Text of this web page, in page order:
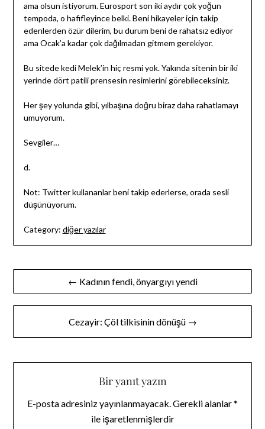
ama olsun istiyorum. Eurosport son iki aydır çok yoğun
tempoda, o hafifleyince belki. Beni hikayeler için takip
edenlerden özür dilerim, bu durum beni de rahatsız ediyor
ama Ocak’a kadar çok dağılmadan gitmem gerekiyor.
Bu sitede kedi Melek’in hiç resmi yok. Yakında sitenin bir iki
yerinde dört patili prensesin resimlerini görebileceksiniz.
Her şey yolunda gibi, yılbaşına doğru biraz daha rahatlamayı
umuyorum.
Sevgiler…
d.
Not: Twitter kullananlar beni takip ederlerse, orada sesli
düşünüyorum.
Category: diğer yazılar
Yazı
gezinmesi
← Kadının fendi, önyargıyı yendi
Cezayir: Çöl tilkisinin dönüşü →
Bir yanıt yazın
E-posta adresiniz yayınlanmayacak. Gerekli alanlar*
ile işaretlenmişlerdir